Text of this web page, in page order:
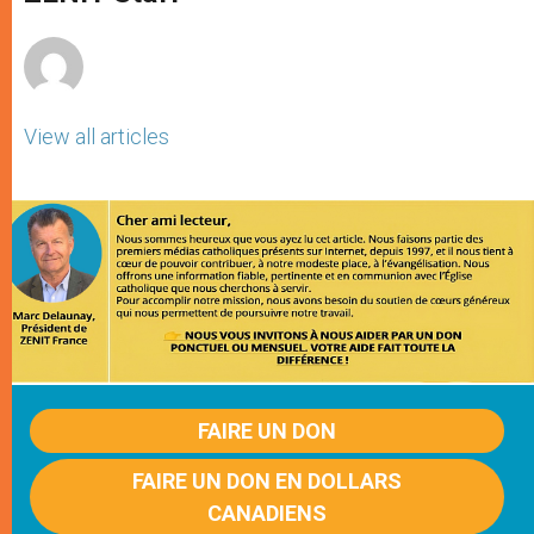
View all articles
FAIRE UN DON
FAIRE UN DON EN DOLLARS
CANADIENS